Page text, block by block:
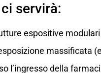
servirà:
espositive
massificata
l’ingresso della